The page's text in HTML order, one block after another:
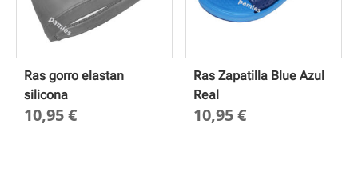
Ras gorro elastan
silicona
10,95€
Ras Zapatilla Blue Azul
Real
10,95€